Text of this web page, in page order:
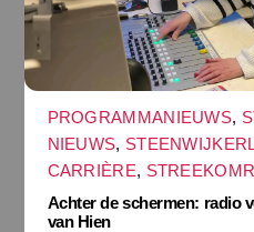
PROGRAMMANIEUWS,
NIEUWS,
CARRIÈRE,
Achter de schermen: radio
van Hien